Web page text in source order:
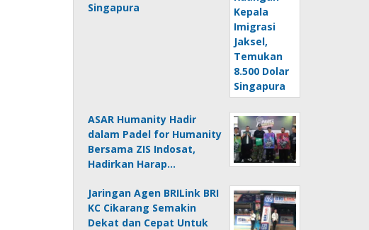
Singapura
ASAR Humanity Hadir
dalam Padel for Humanity
Bersama ZIS Indosat,
Hadirkan Harap…
Jaringan Agen BRILink BRI
KC Cikarang Semakin
Dekat dan Cepat Untuk